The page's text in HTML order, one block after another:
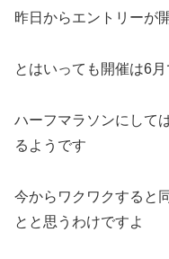
昨日からエントリーが
とはいっても開催は6
ハーフマラソンにして
るようです
今からワクワクすると
とと思うわけですよ